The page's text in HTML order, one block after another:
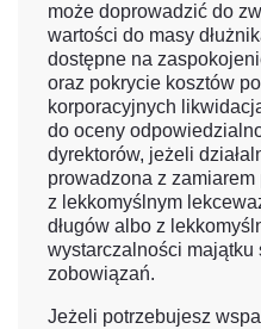
może doprowadzić do
wartości do masy
dostępne na
oraz pokrycie kosztów
korporacyjnych
do oceny
dyrektorów, jeżeli
prowadzona z
z lekkomyślnym
długów albo z
wystarczalności majątku
zobowiązań.
Jeżeli potrzebujesz